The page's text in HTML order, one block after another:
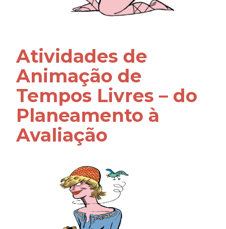
Atividades de
Animação de
Tempos Livres – do
Planeamento à
Avaliação